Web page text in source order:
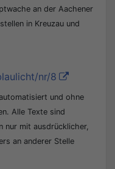
an der Aachener
in Kreuzau und
nr/8
und ohne
Alle Texte sind
nur mit ausdrücklicher,
an anderer Stelle